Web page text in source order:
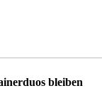
bleiben